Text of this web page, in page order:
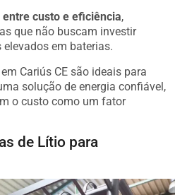
custo e eficiência,
que não buscam investir
em baterias.
Cariús CE são ideais para
solução de energia confiável,
o custo como um fator
de Lítio para